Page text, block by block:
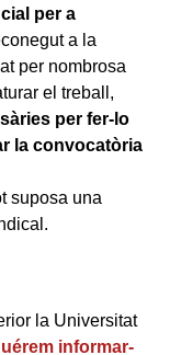
per a
a la
per nombrosa
el treball,
per fer-lo
la convocatòria
suposa una
la Universitat
informar-